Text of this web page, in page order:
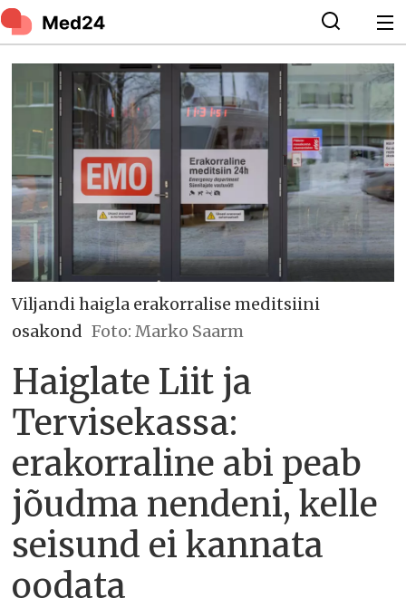
Viljandi haigla erakorralise meditsiini
osakond Foto: Marko Saarm
Haiglate Liit ja
Tervisekassa:
erakorraline abi peab
jõudma nendeni, kelle
seisund ei kannata
oodata